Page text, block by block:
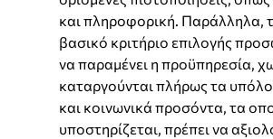
και πληροφορική. Παράλληλα,
βασικό κριτήριο επιλογής
να παραμένει η προϋπηρεσία,
καταργούνται πλήρως τα
και κοινωνικά προσόντα, τα
υποστηρίζεται, πρέπει να